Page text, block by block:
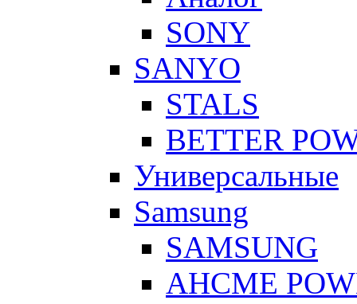
SONY
SANYO
STALS
BETTER
Универсальные
Samsung
SAMSUNG
AHCME